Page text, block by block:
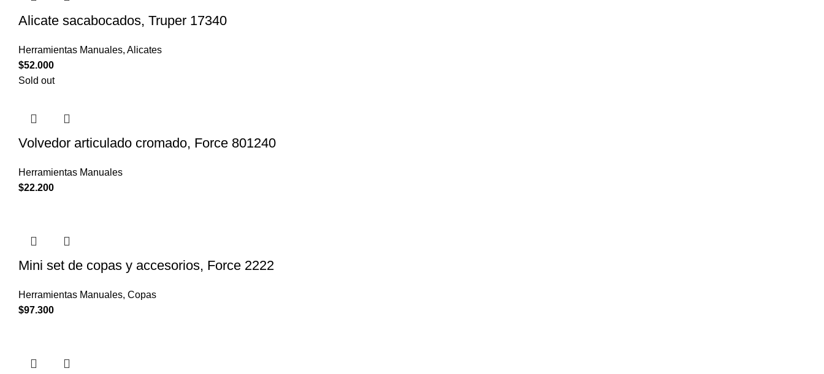
Alicate sacabocados, Truper 17340
Herramientas Manuales, Alicates
$52.000
Sold out
Volvedor articulado cromado, Force 801240
Herramientas Manuales
$22.200
Mini set de copas y accesorios, Force 2222
Herramientas Manuales, Copas
$97.300